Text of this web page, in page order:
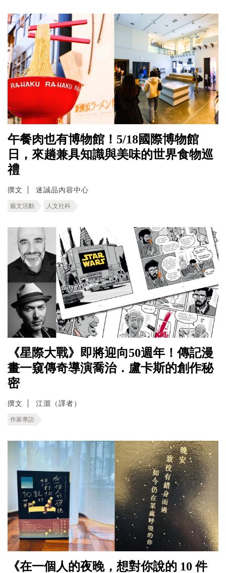
午餐肉也有博物館！5/18國際博物館
日，來趟兼具知識與美味的世界食物巡
禮
撰文 迷誠品內容中心
藝文活動 人文社科
《星際大戰》即將迎向50週年！傳記漫
畫一窺傳奇導演喬治．盧卡斯的創作秘
密
撰文 江灝（譯者）
作家專訪
《在一個人的夜晚，想對你說的 10 件